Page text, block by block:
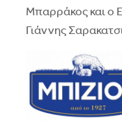
Μπαρράκος και ο
Γιάννης